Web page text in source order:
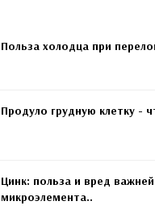
Польза холодца при
Продуло грудную клетку -
Цинк: польза и вред
микроэлемента..